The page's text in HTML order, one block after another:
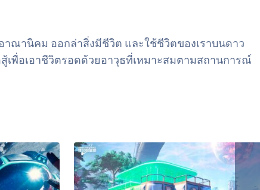
ณานิคม ออกล่าสิ่งมีชีวิต และใช้ชีวิตของเราบนดาว
เพื่อเอาชีวิตรอดด้วยอาวุธที่เหมาะสมตามสถานการณ์